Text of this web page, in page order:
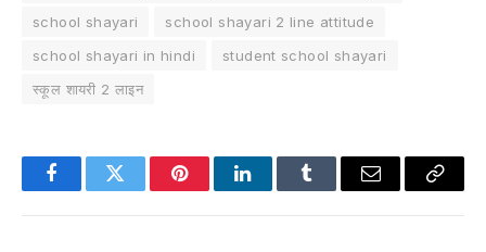
school shayari
school shayari 2 line attitude
school shayari in hindi
student school shayari
स्कूल शायरी 2 लाइन
FacebookTwitter PinterestLinkedInTumblr Email
Copy